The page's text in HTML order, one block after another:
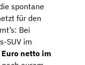
spontane
für den
Bei
SUV im
netto im